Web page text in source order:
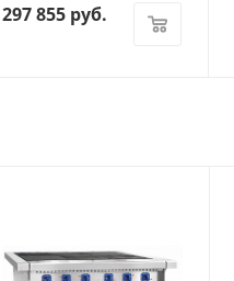
297 855руб.